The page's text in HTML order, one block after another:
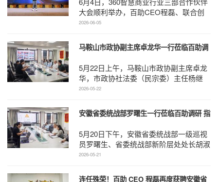
大会顺利举办，百助CEO程磊、联合创
始人兼高级副总裁周慧受邀参会，与360
2026-06-05
马鞍山市政协副主席卓龙华一行莅临百助调
5月22日上午，马鞍山市政协副主席卓龙
华，市政协社法委（民宗委）主任杨继
鹏、市政协办公室副主任何慧、市政协专
2026-05-22
安徽省委统战部罗曙生一行莅临百助调研 指
5月20日下午，安徽省委统战部一级巡视
员罗曙生、省委统战部新阶层处处长胡淑
杰一行莅临百助走访调研，马鞍山市委统
2026-05-21
连任殊荣！百助 CEO 程磊再度获聘安徽省